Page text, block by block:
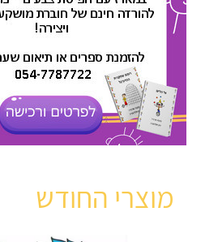
מוצרי החודש